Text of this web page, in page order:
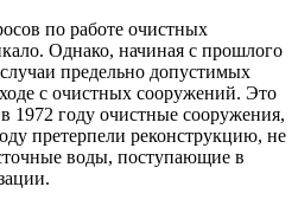
по работе очистных
Однако, начиная с прошлого
предельно допустимых
с очистных сооружений. Это
1972 году очистные сооружения,
претерпели реконструкцию, не
воды, поступающие в